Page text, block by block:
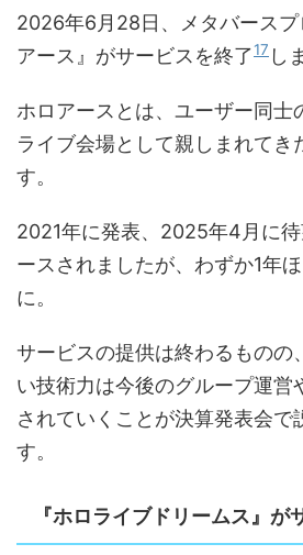
2026年6月28日、メタバースプ
アース』がサービスを終了17 し
ホロアースとは、ユーザー同士
ライブ会場として親しまれてき
す。
2021年に発表、2025年4月に
ースされましたが、わずか1年
に。
サービスの提供は終わるものの
い技術力は今後のグループ運営
されていくことが決算発表会で
す。
『ホロライブドリームス』が